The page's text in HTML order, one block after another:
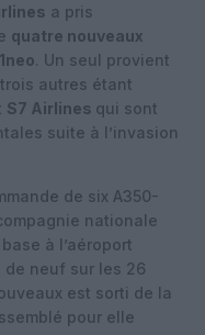
a pris
quatre nouveaux
. Un seul provient
autres étant
S7 Airlines qui sont
suite à l’invasion
de six A350-
nationale
à l’aéroport
de neuf sur les 26
est sorti de la
pour elle